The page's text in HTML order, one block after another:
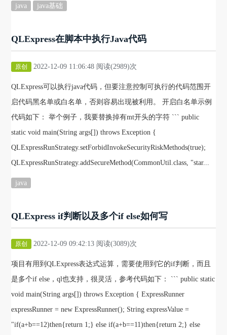
java java基础
QLExpress在脚本中执行Java代码
原创 2022-12-09 11:06:48 阅读(2989)次
QLExpress可以执行java代码，但要注意控制可执行的代码范围开
启代码黑名单或白名单，否则容易出现被利用。 开启白名单示例
代码如下： 举个例子，我要替换掉有mt开头的字符 ``` public
static void main(String args[]) throws Exception {
QLExpressRunStrategy.setForbidInvokeSecurityRiskMethods(true);
QLExpressRunStrategy.addSecureMethod(CommonUtil.class, "star...
java
QLExpress if判断以及多个if else如何写
原创 2022-12-09 09:42:13 阅读(3089)次
项目有用到QLExpress表达式运算，需要使用到它的if判断，而且
是多个if else，ql也支持，很灵活，参考代码如下： ``` public static
void main(String args[]) throws Exception { ExpressRunner
expressRunner = new ExpressRunner(); String expressValue =
"if(a+b==12)then{return 1;} else if(a+b==11)then{return 2;} else